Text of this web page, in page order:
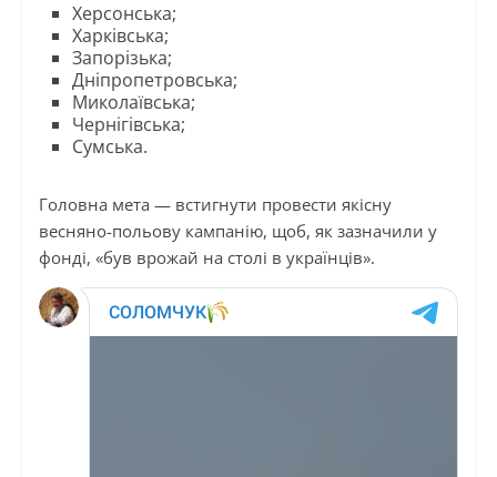
Херсонська;
Харківська;
Запорізька;
Дніпропетровська;
Миколаївська;
Чернігівська;
Сумська.
Головна мета — встигнути провести якісну
весняно-польову кампанію, щоб, як зазначили у
фонді, «був врожай на столі в українців».